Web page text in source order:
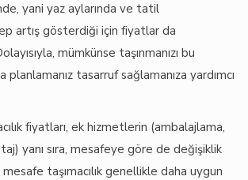
yani yaz aylarında ve tatil
artış gösterdiği için fiyatlar da
mümkünse taşınmanızı bu
planlamanız tasarruf sağlamanıza yardımcı
fiyatları, ek hizmetlerin (ambalajlama,
yanı sıra, mesafeye göre de değişiklik
taşımacılık genellikle daha uygun